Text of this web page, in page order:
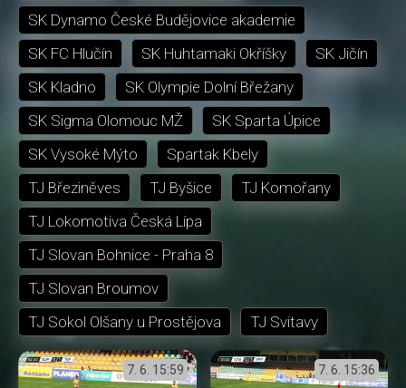
SK Dynamo České Budějovice akademie
SK FC Hlučín
SK Huhtamaki Okříšky
SK Jičín
SK Kladno
SK Olympie Dolní Břežany
SK Sigma Olomouc MŽ
SK Sparta Úpice
SK Vysoké Mýto
Spartak Kbely
TJ Březiněves
TJ Byšice
TJ Komořany
TJ Lokomotiva Česká Lípa
TJ Slovan Bohnice - Praha 8
TJ Slovan Broumov
TJ Sokol Olšany u Prostějova
TJ Svitavy
7. 6. 15:59 7. 6. 15:36